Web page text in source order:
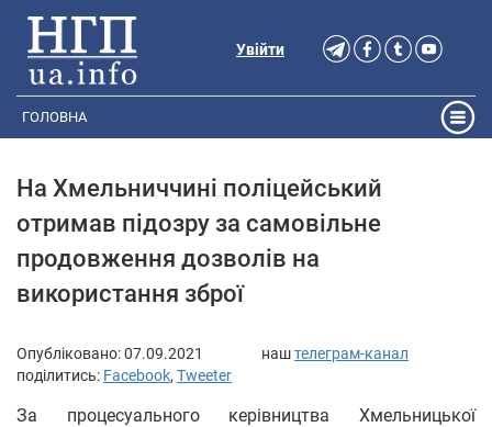
Увійти
ГОЛОВНА
На Хмельниччині поліцейський
отримав підозру за самовільне
продовження дозволів на
використання зброї
Опубліковано:07.09.2021 наштелеграм-канал
поділитись: Facebook, Tweeter
За процесуального керівництва Хмельницької